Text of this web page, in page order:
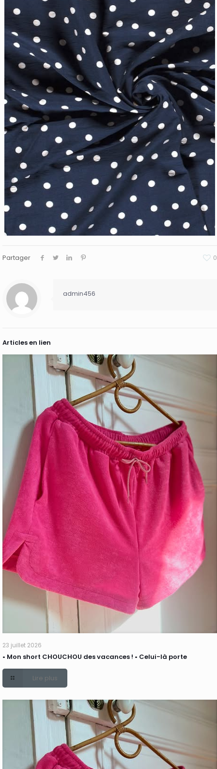
Partager 0
admin456
Articles en lien
23 juillet 2026
• Mon short CHOUCHOU des vacances ! • Celui-là porte
Lire plus